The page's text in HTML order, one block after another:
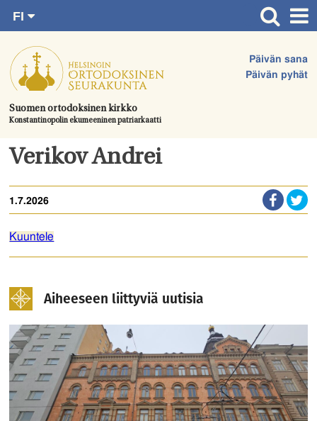
suoraan
sisältöön.
Suomen ortodoksinen kirkko
Konstantinopolin ekumeeninen patriarkaatti
Päivän sana
Päivän pyhät
FI
SV
EN
UA
Etusivu
Ajankohtaista
Juhlat & toimitukset
Kirkot
Tule mukaan
Hautausmaa
Yhteystiedot
Verikov Andrei
1.7.2026
Kuuntele
Aiheeseen liittyviä uutisia